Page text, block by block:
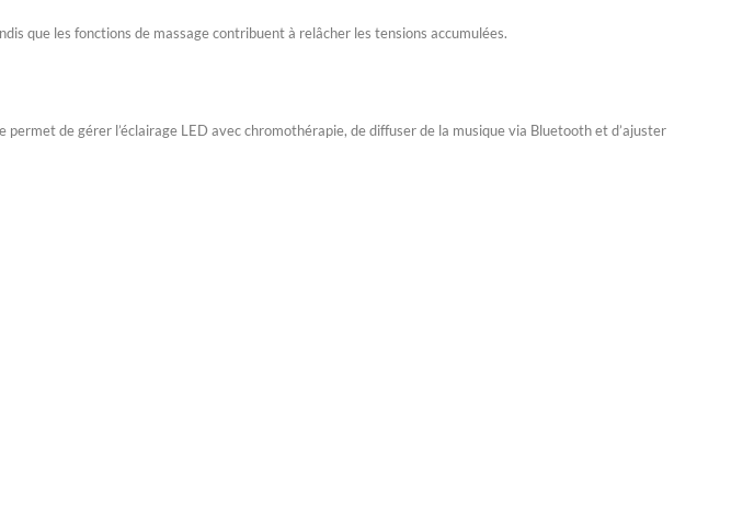
que les fonctions de massage contribuent à relâcher les tensions accumulées.
de gérer l’éclairage LED avec chromothérapie, de diffuser de la musique via Bluetooth et d’ajuster